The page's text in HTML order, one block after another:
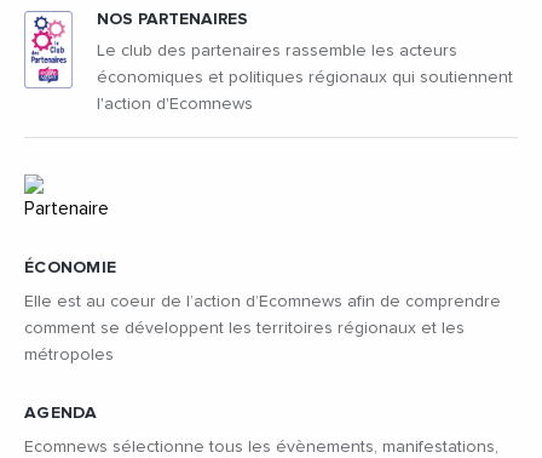
ÉCONOMIE
Elle est au coeur de l’action d’Ecomnews afin de comprendre
comment se développent les territoires régionaux et les
métropoles
AGENDA
Ecomnews sélectionne tous les évènements, manifestations,
NOS PARTENAIRES
Le club des partenaires rassemble les acteurs
économiques et politiques régionaux qui soutiennent
l'action d'Ecomnews